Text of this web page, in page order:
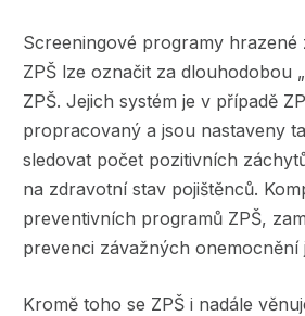
Screeningové programy hrazené
ZPŠ lze označit za dlouhodobou
ZPŠ. Jejich systém je v případě
propracovaný a jsou nastaveny
sledovat počet pozitivních
na zdravotní stav pojištěnců.
preventivních programů ZPŠ,
prevenci závažných onemocnění
Kromě toho se ZPŠ i nadále